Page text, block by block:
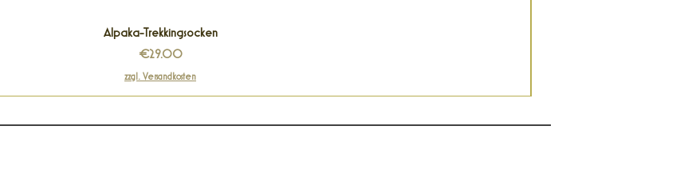
Quick View
Alpaka-Trekkingsocken
Price
€29.00
zzgl. Versandkosten